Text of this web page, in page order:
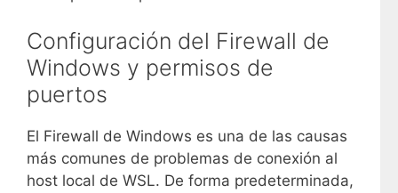
Configuración del Firewall de
Windows y permisos de
puertos
El Firewall de Windows es una de las causas
más comunes de problemas de conexión al
host local de WSL. De forma predeterminada,